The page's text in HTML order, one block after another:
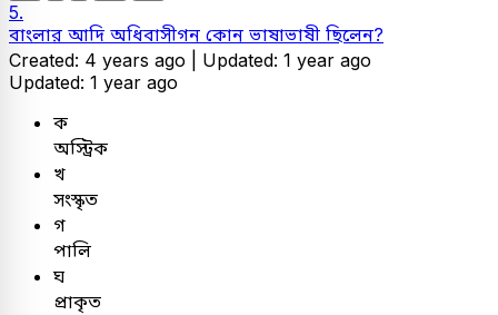
5.
বাংলার আদি অধিবাসীগন কোন ভাষাভাষী ছিলেন?
Created: 4 years ago | Updated: 1 year ago
Updated: 1 year ago
ক
অস্ট্রিক
খ
সংস্কৃত
গ
পালি
ঘ
প্রাকৃত